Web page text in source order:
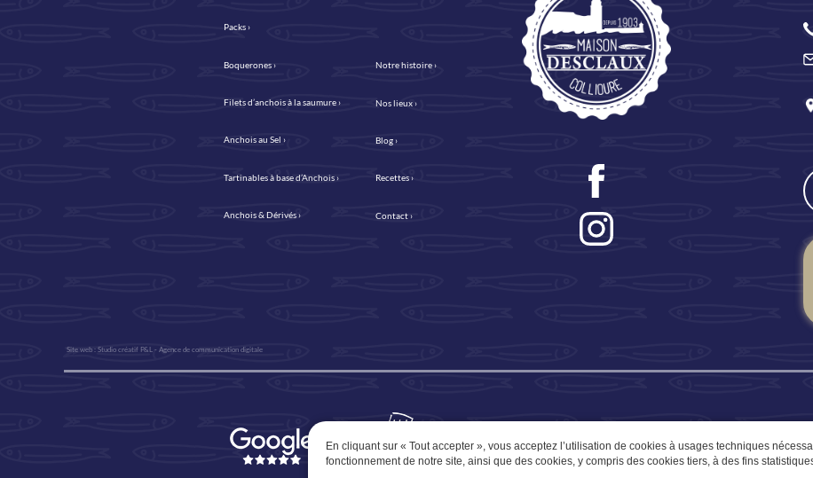
Packs ›
Boquerones ›
Filets d’anchois à la saumure ›
Anchois au Sel ›
Tartinables à base d’Anchois ›
Anchois & Dérivés ›
Notre histoire ›
Nos lieux ›
Blog ›
Recettes ›
Contact ›
Site web : Studio créatif P&L - Agence de communication digitale
En cliquant sur « Tout accepter », vous acceptez l’utilisation de cookies à usages techniques
fonctionnement de notre site, ainsi que des cookies, y compris des cookies tiers, à des fins